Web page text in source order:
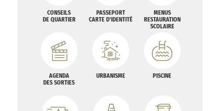
CONSEILS
DE QUARTIER
PASSEPORT
CARTE D'IDENTITÉ
MENUS
RESTAURATION
SCOLAIRE
AGENDA
DES SORTIES
URBANISME PISCINE